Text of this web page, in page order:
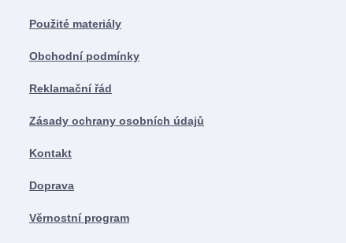
Použité materiály
Obchodní podmínky
Reklamační řád
Zásady ochrany osobních údajů
Kontakt
Doprava
Věrnostní program